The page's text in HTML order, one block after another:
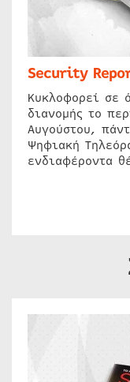
Security
Κυκλοφορεί σε
διανομής το
Αυγούστου,
Ψηφιακή
ενδιαφέροντα